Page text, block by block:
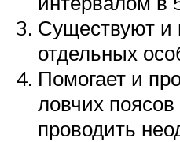
Существуют и
отдельных
Помогает и
ловчих
проводить